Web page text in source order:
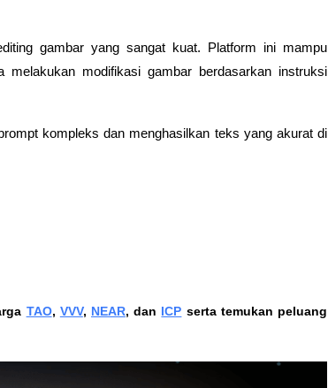
gambar yang sangat kuat. Platform ini mampu
melakukan modifikasi gambar berdasarkan instruksi
kompleks dan menghasilkan teks yang akurat di
TAO, VVV, NEAR, dan ICP serta temukan peluang